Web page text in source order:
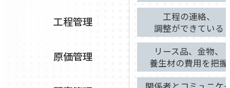
工程管理
工程の連絡、
調整ができている
原価管理
リース品、金物、
養生材の費用を把握